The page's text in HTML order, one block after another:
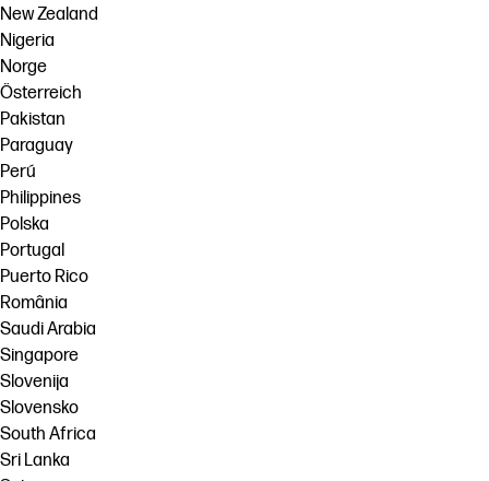
New Zealand
Nigeria
Norge
Österreich
Pakistan
Paraguay
Perú
Philippines
Polska
Portugal
Puerto Rico
România
Saudi Arabia
Singapore
Slovenija
Slovensko
South Africa
Sri Lanka